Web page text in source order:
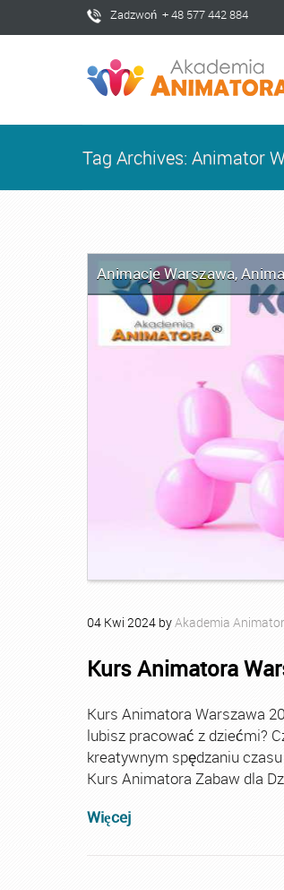
Zadzwoń + 48 577 442 884
Tag Archives: Animator
Animacje Warszawa,
04 Kwi 2024 byAkademia
Kurs Animatora
Kurs Animatora Warszawa
lubisz pracować z dziećmi?
kreatywnym spędzaniu
Kurs Animatora Zabaw dla
Więcej